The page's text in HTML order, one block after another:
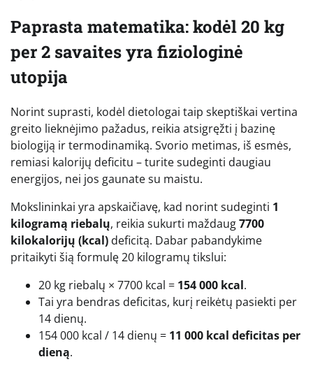
Paprasta matematika: kodėl 20 kg
per 2 savaites yra fiziologinė
utopija
Norint suprasti, kodėl dietologai taip skeptiškai vertina
greito lieknėjimo pažadus, reikia atsigręžti į bazinę
biologiją ir termodinamiką. Svorio metimas, iš esmės,
remiasi kalorijų deficitu – turite sudeginti daugiau
energijos, nei jos gaunate su maistu.
Mokslininkai yra apskaičiavę, kad norint sudeginti 1
kilogramą riebalų, reikia sukurti maždaug7700
kilokalorijų (kcal) deficitą. Dabar pabandykime
pritaikyti šią formulę 20 kilogramų tikslui:
20 kg riebalų × 7700 kcal = 154 000 kcal.
Tai yra bendras deficitas, kurį reikėtų pasiekti per
14 dienų.
154 000 kcal / 14 dienų = 11 000 kcal deficitas per
dieną.